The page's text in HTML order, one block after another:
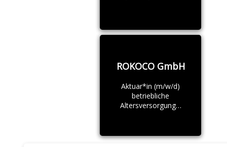
ROKOCO GmbH
Aktuar*in (m/w/d)
betriebliche
Altersversorgung…